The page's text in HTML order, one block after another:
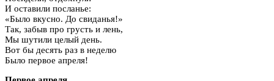
И оставили посланье:
«Было вкусно. До свиданья!»
Так, забыв про грусть и лень,
Мы шутили целый день.
Вот бы десять раз в неделю
Было первое апреля!